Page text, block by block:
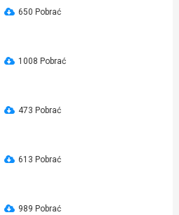
650 Pobrać
1008 Pobrać
473 Pobrać
613 Pobrać
989 Pobrać